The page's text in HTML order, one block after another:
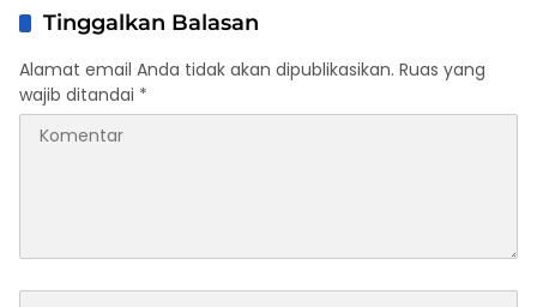
Tinggalkan Balasan
Alamat email Anda tidak akan dipublikasikan. Ruas yang
wajib ditandai *